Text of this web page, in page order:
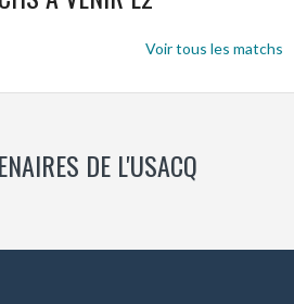
Voir tous les matchs
DE L'USACQ